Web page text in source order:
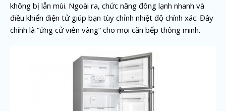
không bị lẫn mùi. Ngoài ra, chức năng đông lạnh nhanh và
điều khiển điện tử giúp bạn tùy chỉnh nhiệt độ chính xác. Đây
chính là “ứng cử viên vàng” cho mọi căn bếp thông minh.